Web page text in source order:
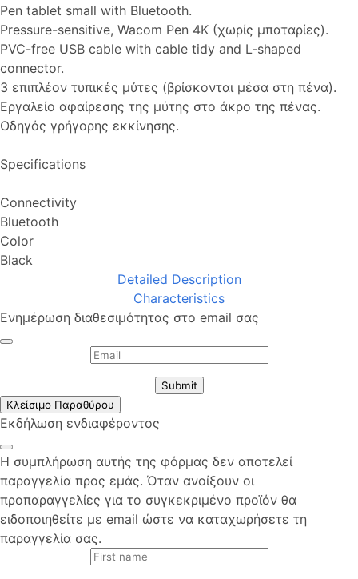
Pen tablet small with Bluetooth.
Pressure-sensitive, Wacom Pen 4K (χωρίς μπαταρίες).
PVC-free USB cable with cable tidy and L-shaped
connector.
3 επιπλέον τυπικές μύτες (βρίσκονται μέσα στη πένα).
Εργαλείο αφαίρεσης της μύτης στο άκρο της πένας.
Οδηγός γρήγορης εκκίνησης.
Specifications
Connectivity
Bluetooth
Color
Black
Detailed Description
Characteristics
Ενημέρωση διαθεσιμότητας στο email σας
Submit
Κλείσιμο Παραθύρου
Εκδήλωση ενδιαφέροντος
Η συμπλήρωση αυτής της φόρμας δεν αποτελεί
παραγγελία προς εμάς. Όταν ανοίξουν οι
προπαραγγελίες για το συγκεκριμένο προϊόν θα
ειδοποιηθείτε με email ώστε να καταχωρήσετε τη
παραγγελία σας.